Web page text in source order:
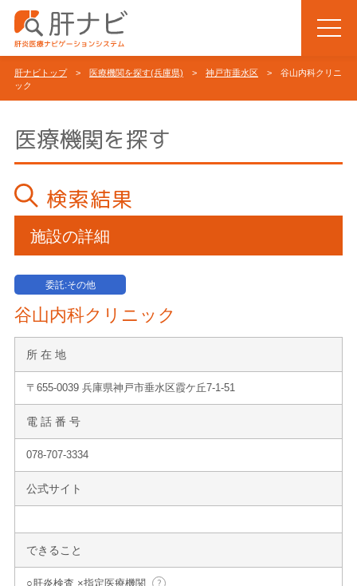
肝ナビトップ> 医療機関を探す(兵庫県) > 神戸市垂水区 > 谷山内科クリニ
ック
医療機関を探す
検索結果
施設の詳細
委託:その他
谷山内科クリニック
所 在 地
〒655-0039 兵庫県神戸市垂水区霞ケ丘7-1-51
電 話 番 号
078-707-3334
公式サイト
できること
○肝炎検査 ×指定医療機関